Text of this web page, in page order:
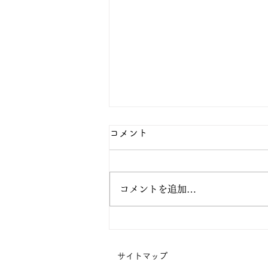
う
コメント
コメントを追加…
サイトマップ